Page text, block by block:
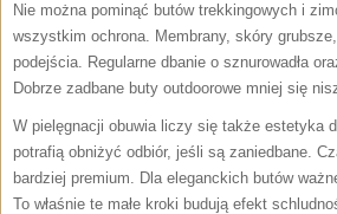
Nie można pominąć butów trekkingowych i
wszystkim ochrona. Membrany, skóry
podejścia. Regularne dbanie o sznurowadła
Dobrze zadbane buty outdoorowe mniej się
W pielęgnacji obuwia liczy się także estetyka
potrafią obniżyć odbiór, jeśli są zaniedbane.
bardziej premium. Dla eleganckich butów
To właśnie te małe kroki budują efekt